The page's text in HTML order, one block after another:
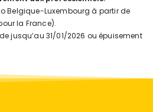
Belgique-Luxembourg à partir de
la France).
jusqu’au 31/01/2026 ou épuisement